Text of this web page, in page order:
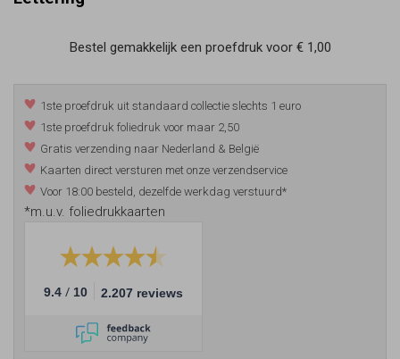
Bestel gemakkelijk een proefdruk voor € 1,00
1ste proefdruk uit standaard collectie slechts 1 euro
1ste proefdruk foliedruk voor maar 2,50
Gratis verzending naar Nederland & België
Kaarten direct versturen met onze verzendservice
Voor 18:00 besteld, dezelfde werkdag verstuurd*
*m.u.v. foliedrukkaarten
9.4 / 10 2.207 reviews